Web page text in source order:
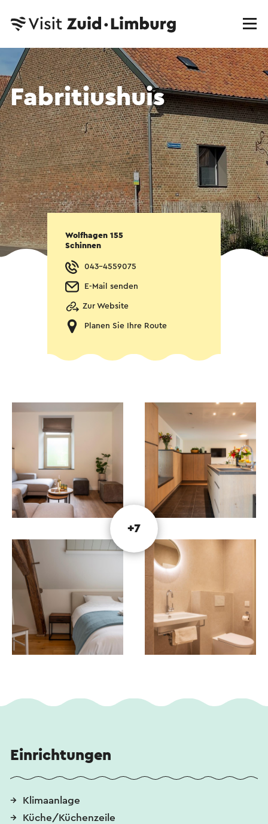
Fabritiushuis
Wolfhagen 155
Schinnen
043-4559075
E-Mail senden
Zur Website
Planen Sie Ihre Route
+7
Einrichtungen
Klimaanlage
Küche/Küchenzeile